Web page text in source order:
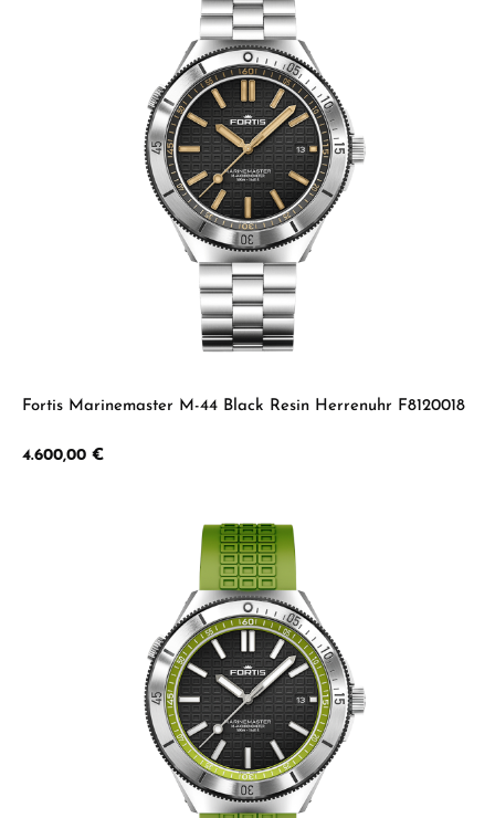
Fortis Marinemaster M-44 Black Resin Herrenuhr F8120018
Regulärer Preis:
4.600,00 €